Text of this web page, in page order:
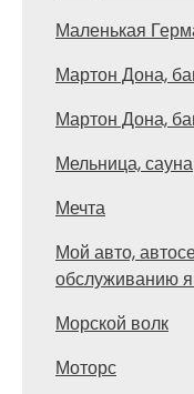
Маленькая
Мартон Дона,
Мартон Дона,
Мельница, сауна
Мечта
Мой авто,
обслуживанию
Морской волк
Моторс